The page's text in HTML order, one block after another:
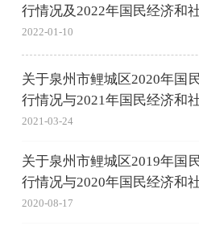
行情况及2022年国民经济和
2022-01-10
关于泉州市鲤城区2020年国
行情况与2021年国民经济和
2021-03-24
关于泉州市鲤城区2019年国
行情况与2020年国民经济和
2020-08-17